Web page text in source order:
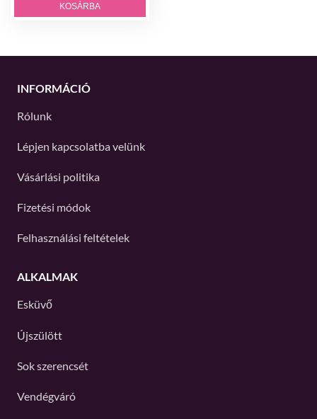
KOSÁRBA
INFORMÁCIÓ
Rólunk
Lépjen kapcsolatba velünk
Vásárlási politika
Fizetési módok
Felhasználási feltételek
ALKALMAK
Esküvő
Újszülött
Sok szerencsét
Vendégváró